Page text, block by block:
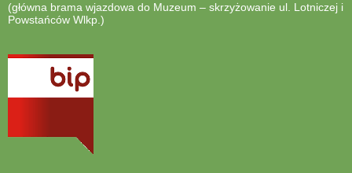
(główna brama wjazdowa do Muzeum – skrzyżowanie ul. Lotniczej i
Powstańców Wlkp.)
otwiera
nowej